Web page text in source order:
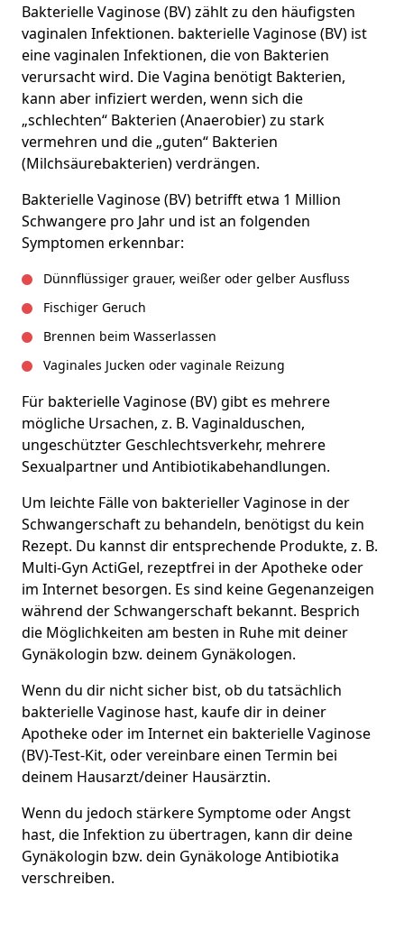
Bakterielle Vaginose (BV) zählt zu den häufigsten
vaginalen Infektionen. bakterielle Vaginose (BV) ist
eine vaginalen Infektionen, die von Bakterien
verursacht wird. Die Vagina benötigt Bakterien,
kann aber infiziert werden, wenn sich die
„schlechten“ Bakterien (Anaerobier) zu stark
vermehren und die „guten“ Bakterien
(Milchsäurebakterien) verdrängen.
Bakterielle Vaginose (BV) betrifft etwa 1 Million
Schwangere pro Jahr und ist an folgenden
Symptomen erkennbar:
Dünnflüssiger grauer, weißer oder gelber Ausfluss
Fischiger Geruch
Brennen beim Wasserlassen
Vaginales Jucken oder vaginale Reizung
Für bakterielle Vaginose (BV) gibt es mehrere
mögliche Ursachen, z. B. Vaginalduschen,
ungeschützter Geschlechtsverkehr, mehrere
Sexualpartner und Antibiotikabehandlungen.
Um leichte Fälle von bakterieller Vaginose in der
Schwangerschaft zu behandeln, benötigst du kein
Rezept. Du kannst dir entsprechende Produkte, z. B.
Multi-Gyn ActiGel, rezeptfrei in der Apotheke oder
im Internet besorgen. Es sind keine Gegenanzeigen
während der Schwangerschaft bekannt. Besprich
die Möglichkeiten am besten in Ruhe mit deiner
Gynäkologin bzw. deinem Gynäkologen.
Wenn du dir nicht sicher bist, ob du tatsächlich
bakterielle Vaginose hast, kaufe dir in deiner
Apotheke oder im Internet ein bakterielle Vaginose
(BV)-Test-Kit, oder vereinbare einen Termin bei
deinem Hausarzt/deiner Hausärztin.
Wenn du jedoch stärkere Symptome oder Angst
hast, die Infektion zu übertragen, kann dir deine
Gynäkologin bzw. dein Gynäkologe Antibiotika
verschreiben.